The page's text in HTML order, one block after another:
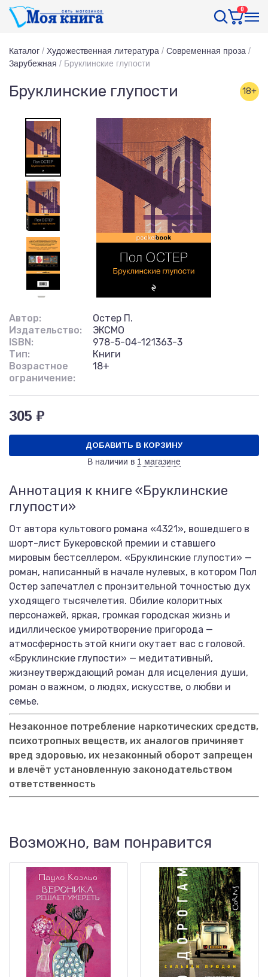
0
Каталог / Художественная литература / Современная проза /
Зарубежная / Бруклинские глупости
Бруклинские глупости 18+
Автор:
Остер П.
Издательство:
ЭКСМО
ISBN:
978-5-04-121363-3
Тип:
Книги
Возрастное
ограничение:
18+
305 ₽
ДОБАВИТЬ В КОРЗИНУ
В наличии в 1 магазине
Аннотация к книге «Бруклинские
глупости»
От автора культового романа «4321», вошедшего в
шорт-лист Букеровской премии и ставшего
мировым бестселлером. «Бруклинские глупости» —
роман, написанный в начале нулевых, в котором Пол
Остер запечатлел с пронзительной точностью дух
уходящего тысячелетия. Обилие колоритных
персонажей, яркая, громкая городская жизнь и
идиллическое умиротворение пригорода —
атмосферность этой книги окутает вас с головой.
«Бруклинские глупости» — медитативный,
жизнеутверждающий роман для исцеления души,
роман о важном, о людях, искусстве, о любви и
семье.
Незаконное потребление наркотических средств,
психотропных веществ, их аналогов причиняет
вред здоровью, их незаконный оборот запрещен
и влечёт установленную законодательством
ответственность
Возможно, вам понравится